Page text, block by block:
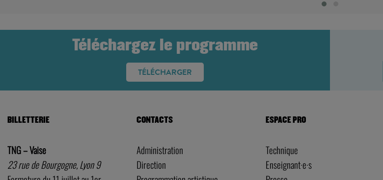
Téléchargez le programme
TÉLÉCHARGER
BILLETTERIE
TNG – Vaise
23 rue de Bourgogne, Lyon 9
CONTACTS
Administration
Direction
ESPACE PRO
Technique
Enseignant·e·s